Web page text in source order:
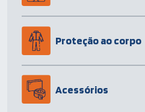
Proteção ao corpo
Acessórios